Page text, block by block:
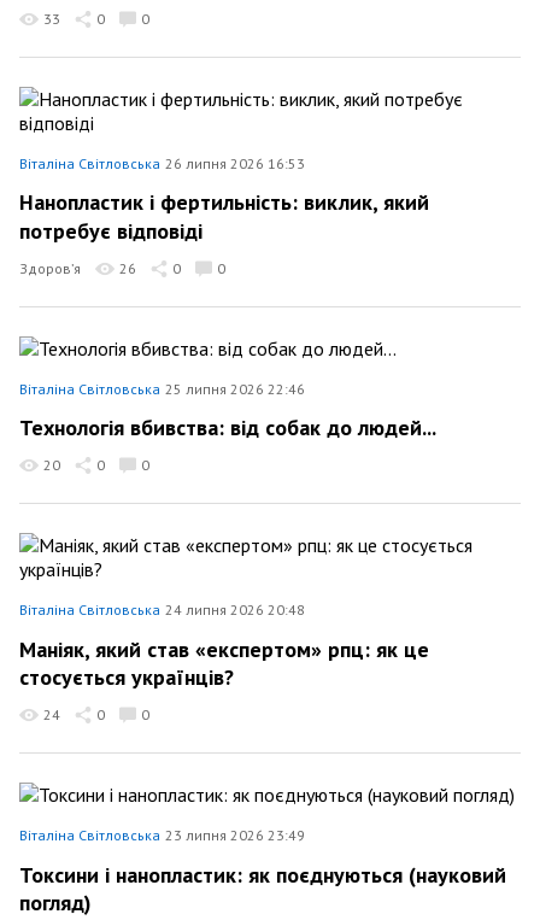
33 0 0
Віталіна Світловська 26 липня 2026 16:53
Нанопластик і фертильність: виклик, який
потребує відповіді
Здоров’я 26 0 0
Віталіна Світловська 25 липня 2026 22:46
Технологія вбивства: від собак до людей...
20 0 0
Віталіна Світловська 24 липня 2026 20:48
Маніяк, який став «експертом» рпц: як це
стосується українців?
24 0 0
Віталіна Світловська 23 липня 2026 23:49
Токсини і нанопластик: як поєднуються (науковий
погляд)